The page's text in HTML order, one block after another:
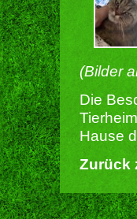
(Bilder
Die
Hause
Zurück